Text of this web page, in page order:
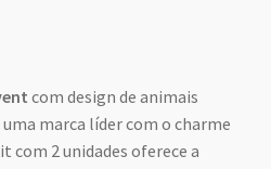
com design de animais
marca líder com o charme
com 2 unidades oferece a